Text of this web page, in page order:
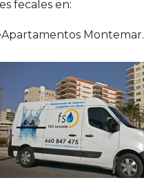
fecales en:
Montemar.